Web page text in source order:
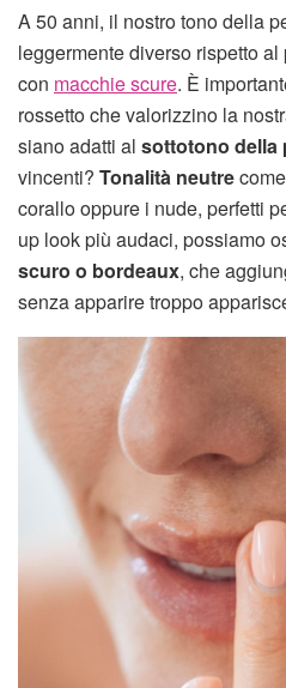
A 50 anni, il nostro tono della
leggermente diverso rispetto
con macchie scure. È
rossetto che valorizzino la
siano adatti al sottotono della
vincenti? Tonalità neutre
corallo oppure i nude, perfetti
up look più audaci, possiamo
scuro o bordeaux, che
senza apparire troppo